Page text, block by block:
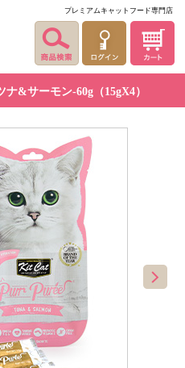
プレミアムキャットフード専門店
&サーモン-60g（15gX4）